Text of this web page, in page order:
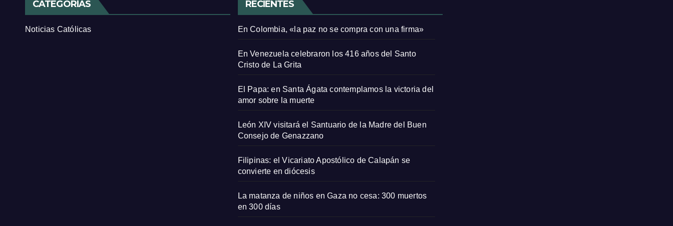
CATEGORÍAS
Noticias Católicas
RECIENTES
En Colombia, «la paz no se compra con una firma»
En Venezuela celebraron los 416 años del Santo
Cristo de La Grita
El Papa: en Santa Ágata contemplamos la victoria del
amor sobre la muerte
León XIV visitará el Santuario de la Madre del Buen
Consejo de Genazzano
Filipinas: el Vicariato Apostólico de Calapán se
convierte en diócesis
La matanza de niños en Gaza no cesa: 300 muertos
en 300 días